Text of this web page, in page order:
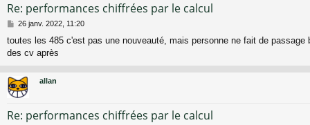
Re: performances chiffrées par le calcul
M
s
s
g
e
26 janv. 2022, 11:20
toutes les 485 c'est pas une nouveauté, mais personne ne fait de passage
des cv après
allan
Re: performances chiffrées par le calcul